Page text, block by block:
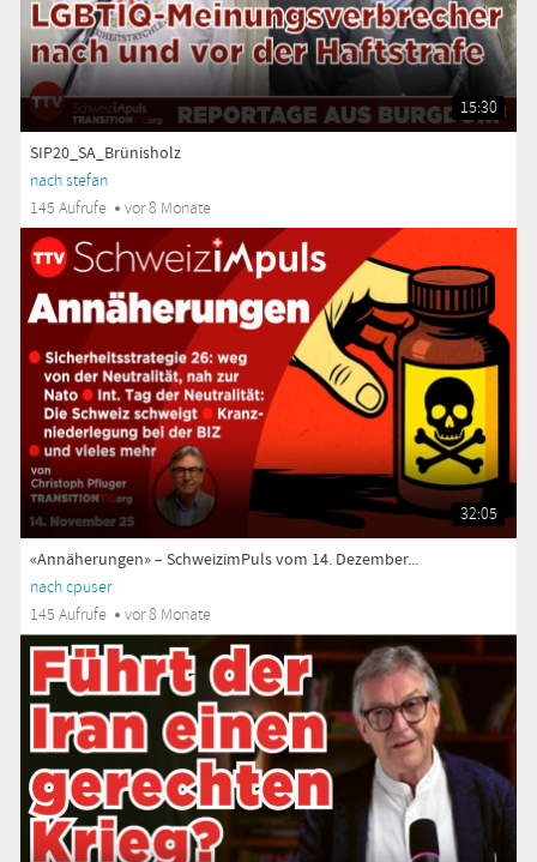
15:30
SIP20_SA_Brünisholz
nach stefan
145 Aufrufe
vor 8 Monate
32:05
«Annäherungen» – SchweizimPuls vom 14. Dezember...
nach cpuser
145 Aufrufe
vor 8 Monate